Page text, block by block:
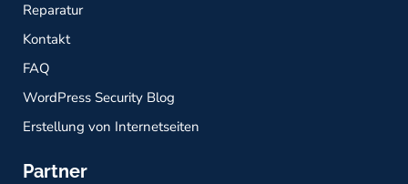
Reparatur
Kontakt
FAQ
WordPress Security Blog
Erstellung von Internetseiten
Partner